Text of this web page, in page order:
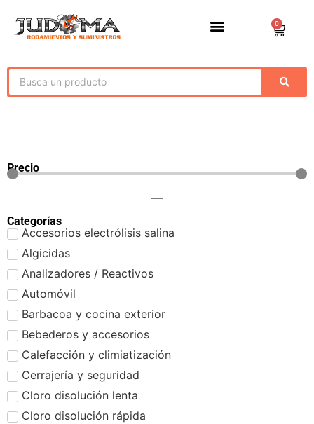
0
Precio
—
Categorías
Accesorios electrólisis salina
Algicidas
Analizadores / Reactivos
Automóvil
Barbacoa y cocina exterior
Bebederos y accesorios
Calefacción y climiatización
Cerrajería y seguridad
Cloro disolución lenta
Cloro disolución rápida